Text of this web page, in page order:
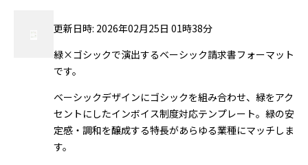
更新日時: 2026年02月25日 01時38分
緑×ゴシックで演出するベーシック請求書フォーマット
です。
ベーシックデザインにゴシックを組み合わせ、緑をアク
セントにしたインボイス制度対応テンプレート。緑の安
定感・調和を醸成する特長があらゆる業種にマッチしま
す。